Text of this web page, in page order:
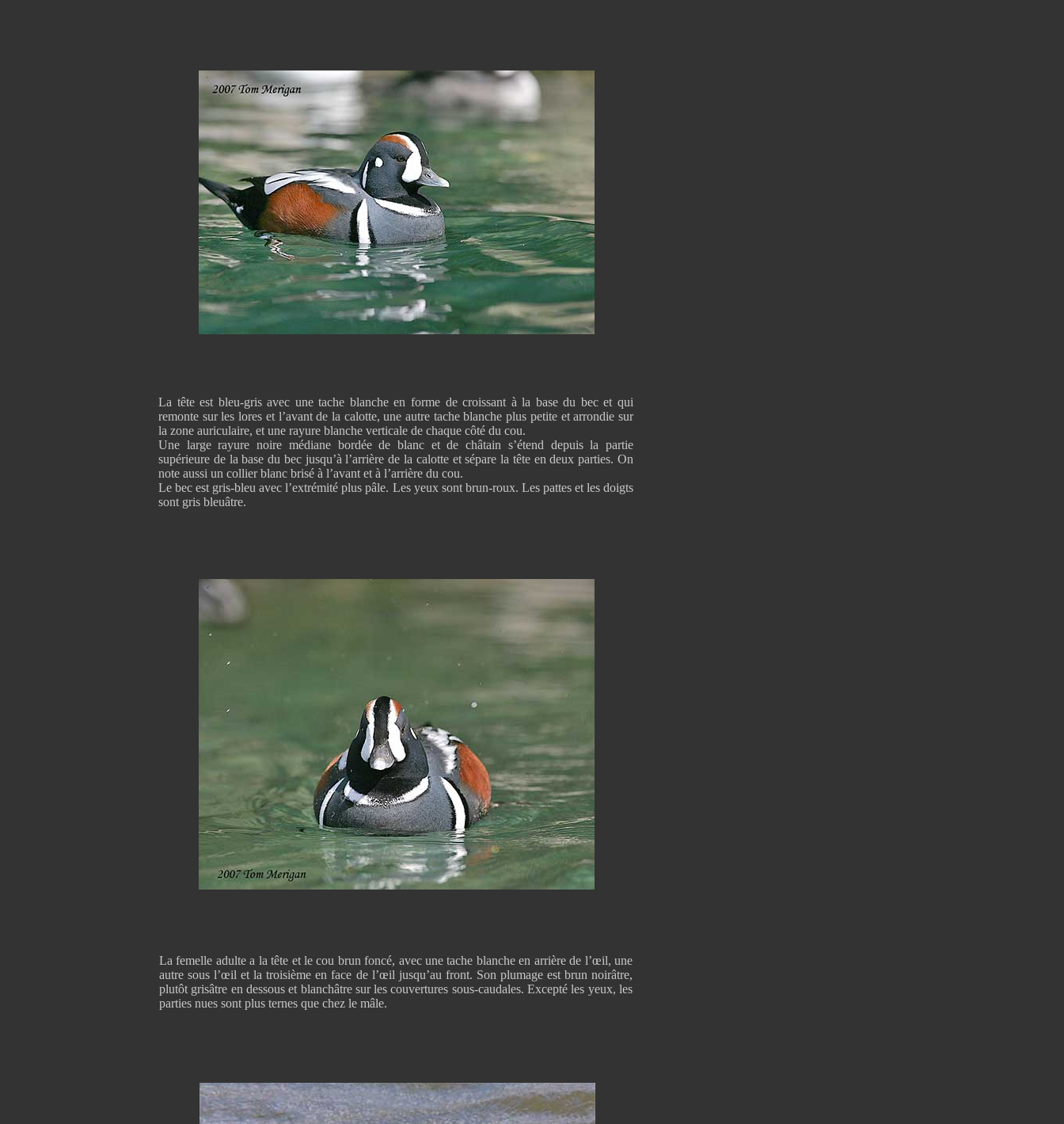
La tête est bleu-gris avec une tache blanche en forme de croissant à la base du bec et qui
remonte sur les lores et l’avant de la calotte, une autre tache blanche plus petite et arrondie sur
la zone auriculaire, et une rayure blanche verticale de chaque côté du cou.
Une large rayure noire médiane bordée de blanc et de châtain s’étend depuis la partie
supérieure de la base du bec jusqu’à l’arrière de la calotte et sépare la tête en deux parties. On
note aussi un collier blanc brisé à l’avant et à l’arrière du cou.
Le bec est gris-bleu avec l’extrémité plus pâle. Les yeux sont brun-roux. Les pattes et les doigts
sont gris bleuâtre.
La femelle adulte a la tête et le cou brun foncé, avec une tache blanche en arrière de l’œil, une
autre sous l’œil et la troisième en face de l’œil jusqu’au front. Son plumage est brun noirâtre,
plutôt grisâtre en dessous et blanchâtre sur les couvertures sous-caudales. Excepté les yeux, les
parties nues sont plus ternes que chez le mâle.